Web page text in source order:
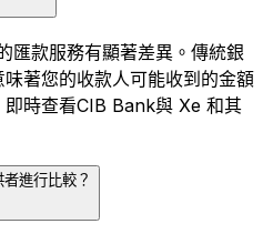
匯款服務有顯著差異。傳統銀
著您的收款人可能收到的金額
時查看CIB Bank與 Xe 和其
進行比較？